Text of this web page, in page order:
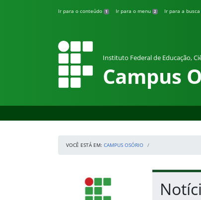
Ir para o conteúdo 1 Ir para o menu 2 Ir para a busca
Instituto Federal de Educação,
Campus
VOCÊ ESTÁ EM: CAMPUS OSÓRIO
Início da navegação Início do